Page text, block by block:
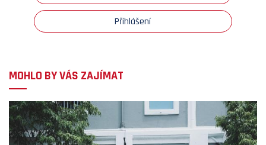
Přihlášení
MOHLO BY VÁS ZAJÍMAT